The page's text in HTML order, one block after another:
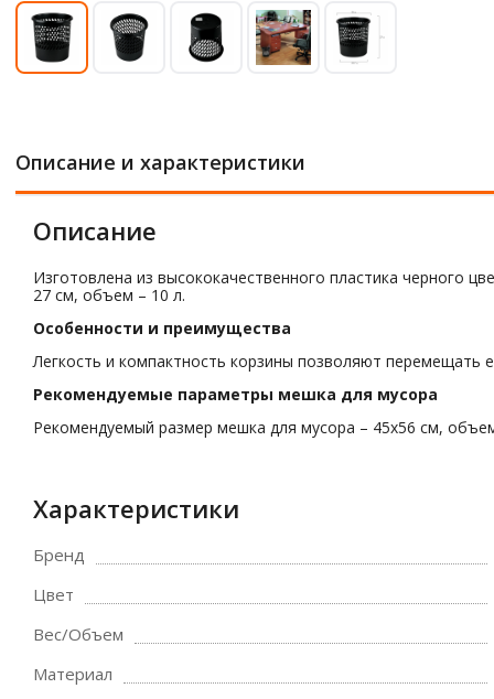
Описание и характеристики
Описание
Изготовлена из высококачественного пластика черного
27 см, объем – 10 л.
Особенности и преимущества
Легкость и компактность корзины позволяют
Рекомендуемые параметры мешка для мусора
Рекомендуемый размер мешка для мусора – 45х56 см,
Характеристики
Бренд
Цвет
Вес/Объем
Материал